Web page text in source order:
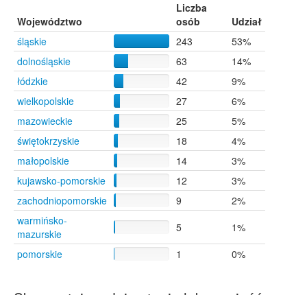
Blachownia
Bytom
9
Chorzów
8
Przyłęk
Skarżysko-Kamienna
Stargard Szczeciński
8
Kamieńszczyzna
7
Kątki
Gamów
Kopiec
6
Natolin
6
Nierada
Opatów
Panki
6
Rębielice Królewskie
Warszawa
6
Bystre
Województwo
Liczba
osób
Udział
śląskie
243
53%
dolnośląskie
63
14%
łódzkie
42
9%
wielkopolskie
27
6%
mazowieckie
25
5%
świętokrzyskie
18
4%
małopolskie
14
3%
kujawsko-pomorskie
12
3%
zachodniopomorskie
9
2%
warmińsko-
mazurskie
5
1%
pomorskie
1 0%